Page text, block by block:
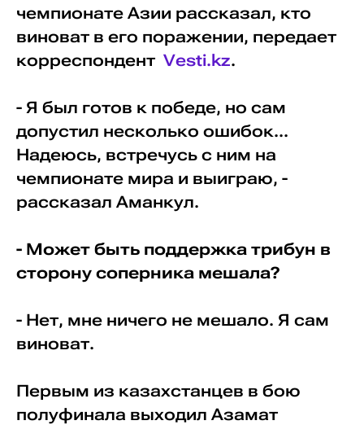
чемпионате Азии рассказал, кто
виноват в его поражении, передает
корреспондент Vesti.kz.
- Я был готов к победе, но сам
допустил несколько ошибок...
Надеюсь, встречусь с ним на
чемпионате мира и выиграю, -
рассказал Аманкул.
- Может быть поддержка трибун в
сторону соперника мешала?
- Нет, мне ничего не мешало. Я сам
виноват.
Первым из казахстанцев в бою
полуфинала выходил Азамат